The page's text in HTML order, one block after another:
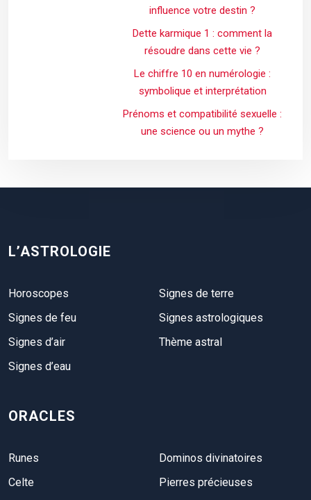
influence votre destin ?
Dette karmique 1 : comment la
résoudre dans cette vie ?
Le chiffre 10 en numérologie :
symbolique et interprétation
Prénoms et compatibilité sexuelle :
une science ou un mythe ?
L’ASTROLOGIE
Horoscopes
Signes de feu
Signes d’air
Signes d’eau
Signes de terre
Signes astrologiques
Thème astral
ORACLES
Runes
Celte
Dominos divinatoires
Pierres précieuses